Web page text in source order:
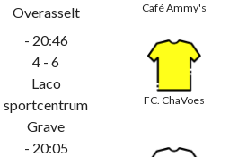
Overasselt
Café Ammy's
- 20:46
4 - 6
Laco
sportcentrum
Grave
FC. ChaVoes
- 20:05